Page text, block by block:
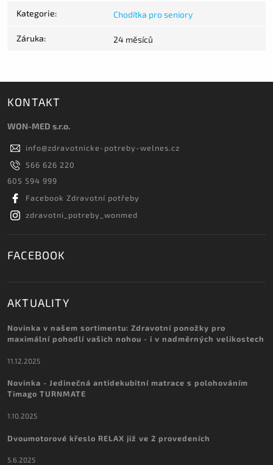
Kategorie: Chodítka pro seniory
Záruka: 24 měsíců
KONTAKT
WON-MED s.r.o.
info@zdravotnicke-potreby-welnes.cz
566 626 220
605 594 999
Facebook Zdravotní potřeby
zdravotni_potreby_wonmed
FACEBOOK
AKTUALITY
Novinka v našem sortimentu: Zdravotní ponožky pro
maximální pohodlí vašich nohou - i v nadměrných velikostech
11.12.2025
Novinka - Jedinečná antidekubitní matrace s polohováním
Timago TURNMATE
1.10.2025
Dvoumotorové křeslo RELAX již ve 2 provedeních
5.6.2025